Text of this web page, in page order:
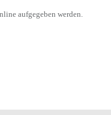
aufgegeben werden.